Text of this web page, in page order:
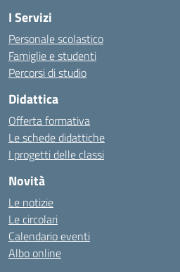
I Servizi
Personale scolastico
Famiglie e studenti
Percorsi di studio
Didattica
Offerta formativa
Le schede didattiche
I progetti delle classi
Novità
Le notizie
Le circolari
Calendario eventi
Albo online